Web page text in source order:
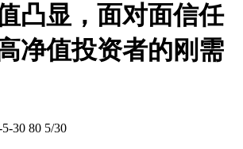
凸显，面对面信任
净值投资者的刚需
5-30 80 5/30